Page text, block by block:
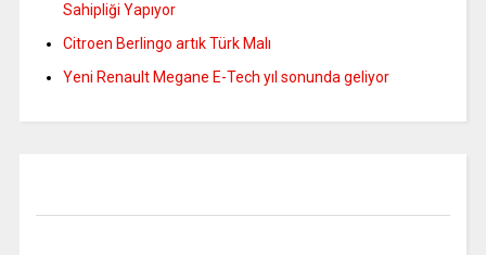
Sahipliği Yapıyor
Citroen Berlingo artık Türk Malı
Yeni Renault Megane E-Tech yıl sonunda geliyor